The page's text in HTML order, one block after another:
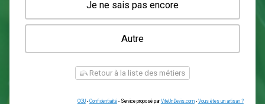
Une prise renforcée (type greenup)
Une simple prise